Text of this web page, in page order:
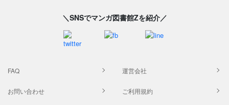
＼SNSでマンガ図書館Zを紹介／
FAQ 運営会社
お問い合わせ ご利用規約